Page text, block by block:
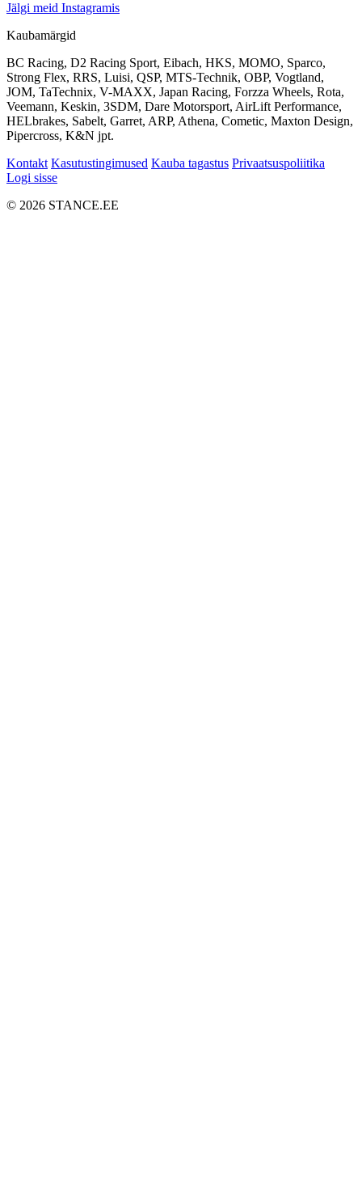
Jälgi meid Instagramis
Kaubamärgid
BC Racing, D2 Racing Sport, Eibach, HKS, MOMO, Sparco,
Strong Flex, RRS, Luisi, QSP, MTS-Technik, OBP, Vogtland,
JOM, TaTechnix, V-MAXX, Japan Racing, Forzza Wheels, Rota,
Veemann, Keskin, 3SDM, Dare Motorsport, AirLift Performance,
HELbrakes, Sabelt, Garret, ARP, Athena, Cometic, Maxton Design,
Pipercross, K&N jpt.
Kontakt Kasutustingimused Kauba tagastus Privaatsuspoliitika
Logi sisse
© 2026 STANCE.EE